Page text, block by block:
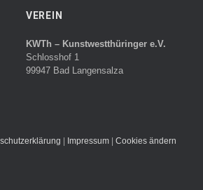
VEREIN
KWTh – Kunstwestthüringer e.V.
Schlosshof 1
99947 Bad Langensalza
Impressum Cookies ändern